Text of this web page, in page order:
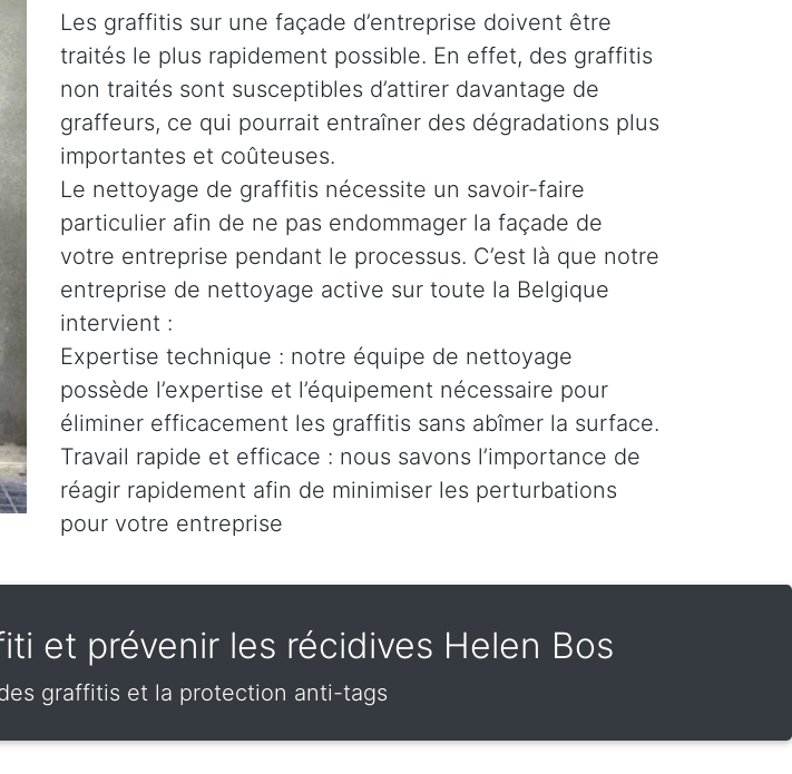
Les graffitis sur une façade d’entreprise doivent être
traités le plus rapidement possible. En effet, des graffitis
non traités sont susceptibles d’attirer davantage de
graffeurs, ce qui pourrait entraîner des dégradations plus
importantes et coûteuses.
Le nettoyage de graffitis nécessite un savoir-faire
particulier afin de ne pas endommager la façade de
votre entreprise pendant le processus. C’est là que notre
entreprise de nettoyage active sur toute la Belgique
intervient :
Expertise technique : notre équipe de nettoyage
possède l’expertise et l’équipement nécessaire pour
éliminer efficacement les graffitis sans abîmer la surface.
Travail rapide et efficace : nous savons l’importance de
réagir rapidement afin de minimiser les perturbations
pour votre entreprise
et prévenir les récidives Helen Bos
graffitis et la protection anti-tags